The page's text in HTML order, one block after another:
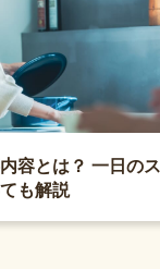
容とは？ 一日の
も解説